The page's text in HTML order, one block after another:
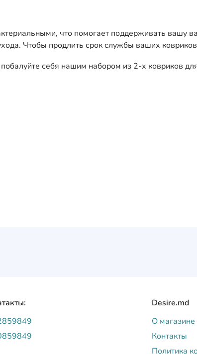
что помогает поддерживать вашу
Чтобы продлить срок службы ваших
себя нашим набором из 2-х ковриков
Desire.md
О магазине
Контакты
Политика